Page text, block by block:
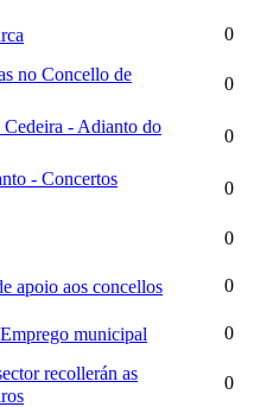
0
no Concello de
0
Cedeira - Adianto do
0
- Concertos
0
0
apoio aos concellos 0
municipal 0
recollerán as
0